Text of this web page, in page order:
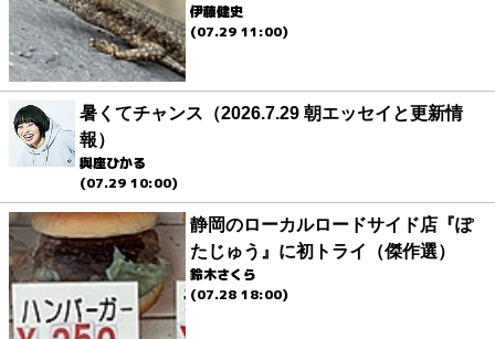
伊藤健史
(07.29 11:00)
暑くてチャンス（2026.7.29 朝エッセイと更新情
報）
與座ひかる
(07.29 10:00)
静岡のローカルロードサイド店『ぽ
たじゅう』に初トライ（傑作選）
鈴木さくら
(07.28 18:00)